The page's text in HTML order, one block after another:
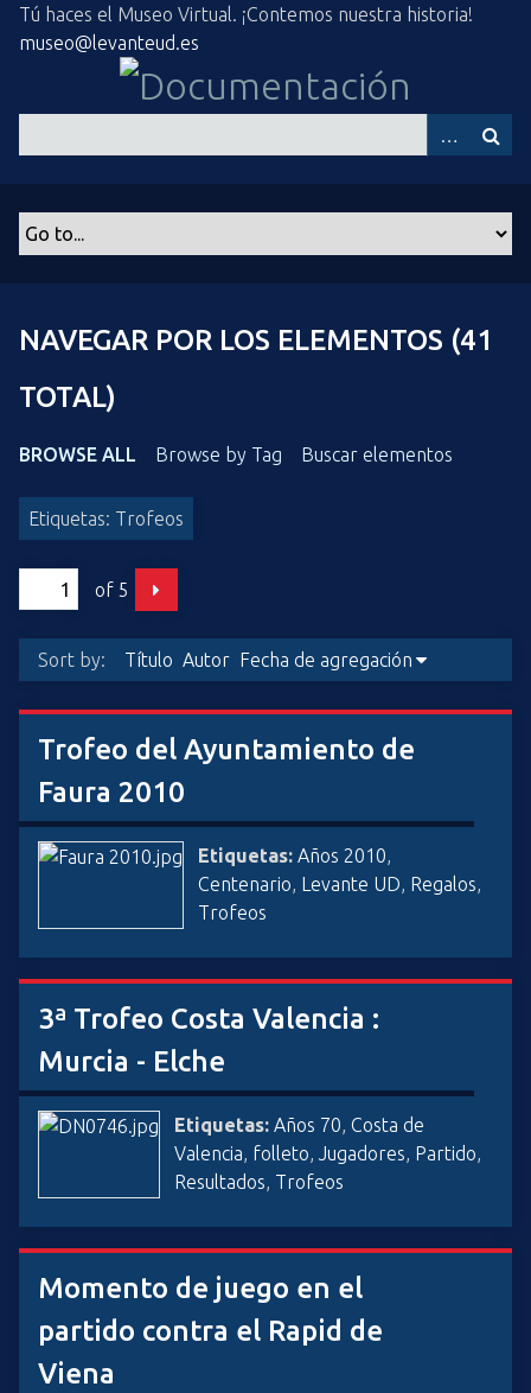
Tú haces el Museo Virtual. ¡Contemos nuestra historia!
museo@levanteud.es
NAVEGAR POR LOS ELEMENTOS (41
TOTAL)
BROWSE ALL Browse by Tag Buscar elementos
Etiquetas: Trofeos
of 5
Sort by: Título Autor Fecha de agregación
Trofeo del Ayuntamiento de
Faura 2010
Etiquetas: Años 2010,
Centenario, Levante UD, Regalos,
Trofeos
3ª Trofeo Costa Valencia :
Murcia - Elche
Etiquetas: Años 70, Costa de
Valencia, folleto, Jugadores, Partido,
Resultados, Trofeos
Momento de juego en el
partido contra el Rapid de
Viena